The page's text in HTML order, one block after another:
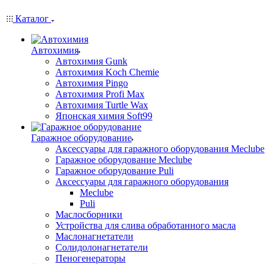
Каталог
Автохимия
Автохимия Gunk
Автохимия Koch Chemie
Автохимия Pingo
Автохимия Profi Max
Автохимия Turtle Wax
Японская химия Soft99
Гаражное оборудование
Аксессуары для гаражного оборудования Meclube
Гаражное оборудование Meclube
Гаражное оборудование Puli
Аксессуары для гаражного оборудования
Meclube
Puli
Маслосборники
Устройства для слива обработанного масла
Маслонагнетатели
Солидолонагнетатели
Пеногенераторы